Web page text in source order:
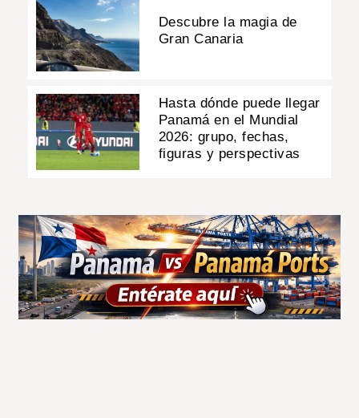
Descubre la magia de
Gran Canaria
Hasta dónde puede llegar
Panamá en el Mundial
2026: grupo, fechas,
figuras y perspectivas